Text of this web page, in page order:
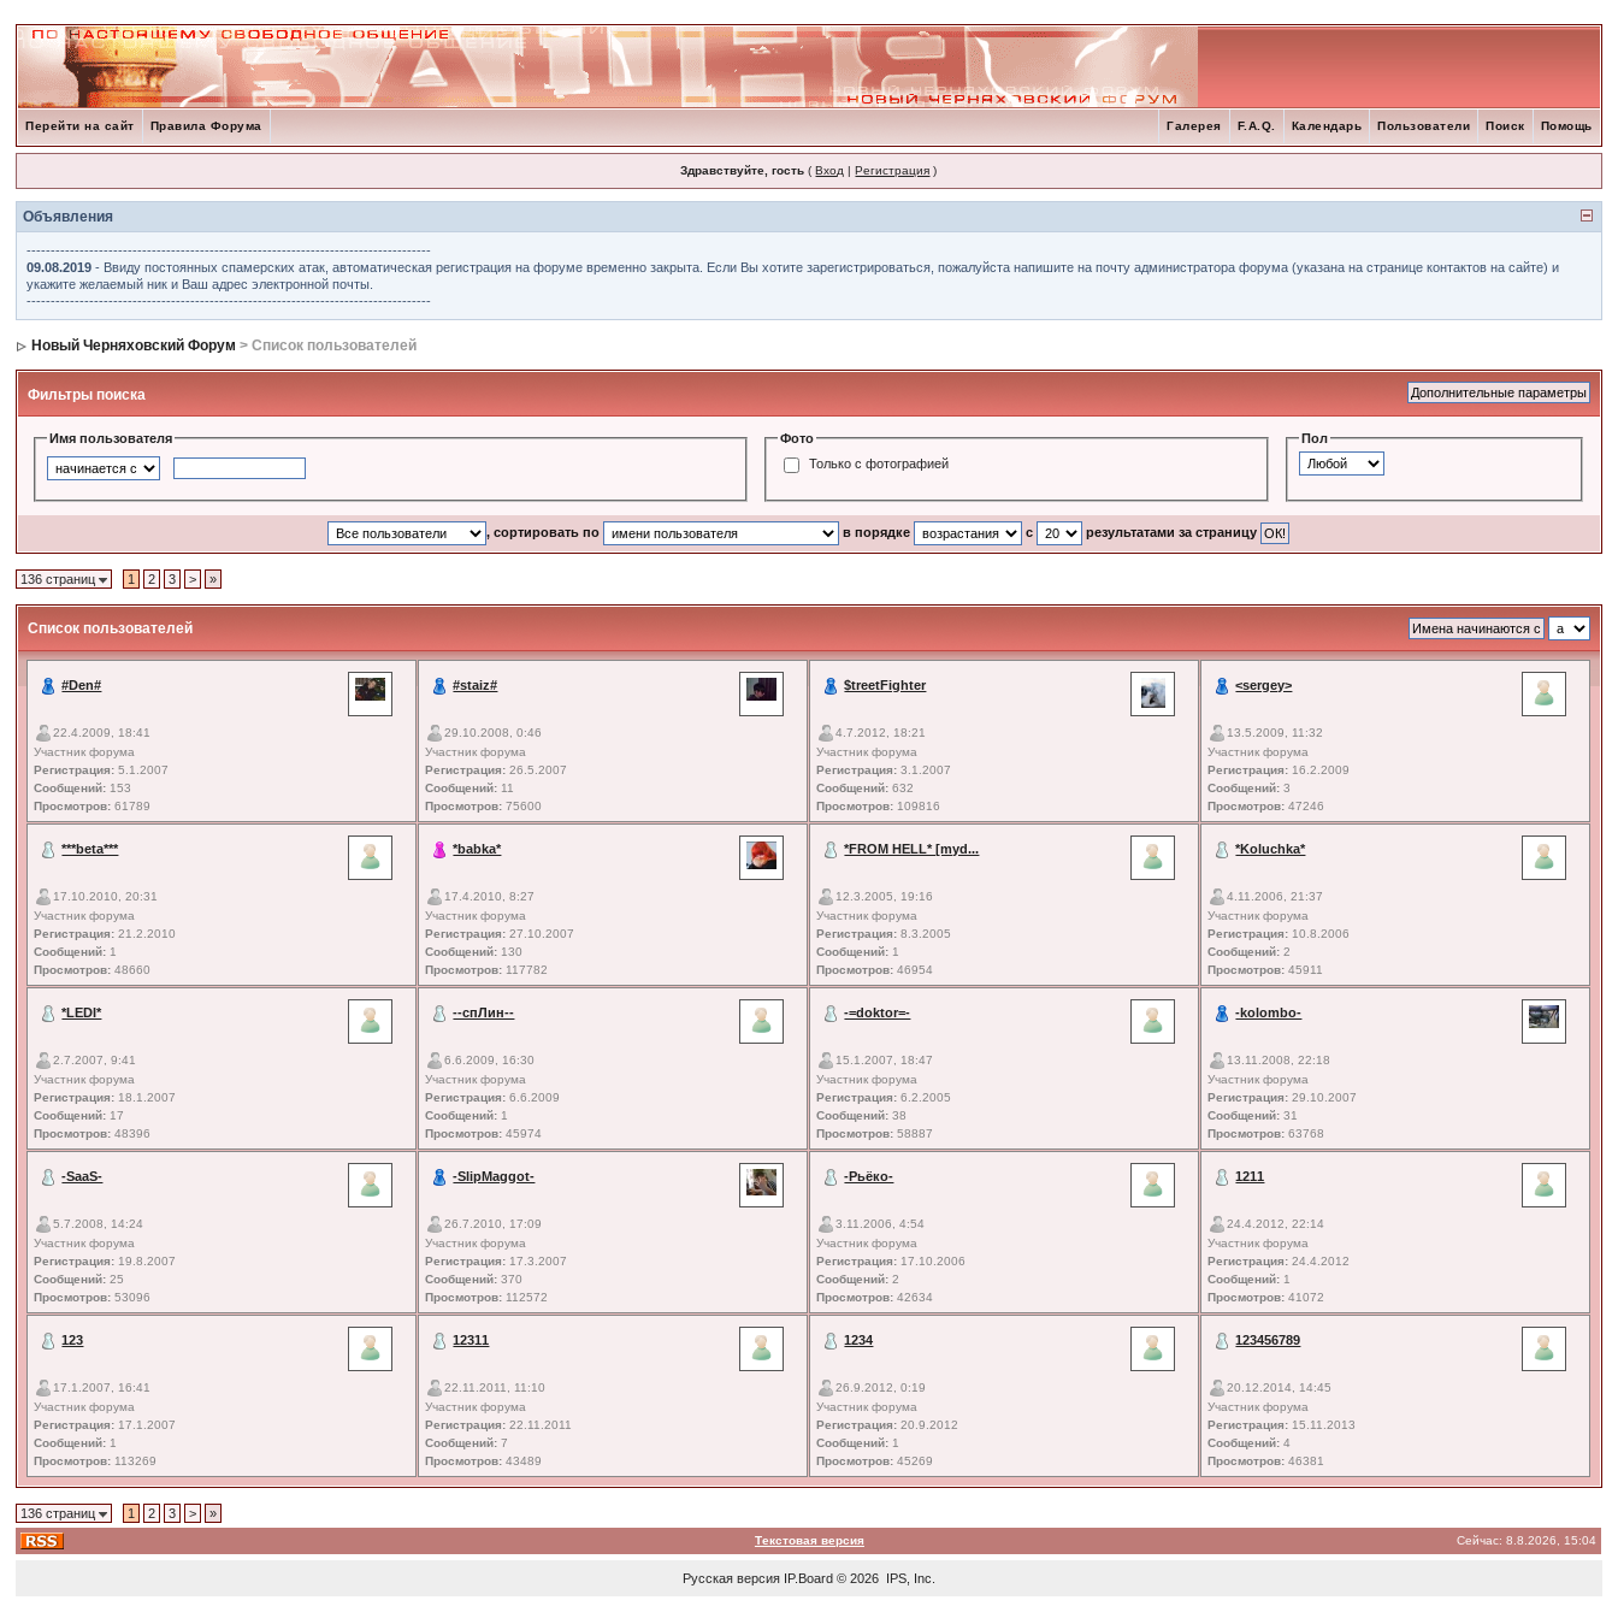
Перейти на сайт Правила Форума Помощь
Поиск
Пользователи
Календарь
F.A.Q.
Галерея
Здравствуйте, гость (Вход |Регистрация )
Объявления
------------------------------------------------------------------------------------
09.08.2019 - Ввиду постоянных спамерских атак, автоматическая регистрация на форуме временно закрыта. Если Вы хотите зарегистрироваться, пожалуйста напишите на почту администратора форума (указана на странице контактов на сайте) и
укажите желаемый ник и Ваш адрес электронной почты.
------------------------------------------------------------------------------------
Новый Черняховский Форум > Список пользователей
Фильтры поиска
Имя пользователя
Фото
Только с фотографией
Пол
, сортировать по в порядке с результатами за страницу
136 страниц 1 2 3 > »
Список пользователей
#Den#
22.4.2009, 18:41
Участник форума
Регистрация: 5.1.2007
Сообщений: 153
Просмотров: 61789
#staiz#
29.10.2008, 0:46
Участник форума
Регистрация: 26.5.2007
Сообщений: 11
Просмотров: 75600
$treetFighter
4.7.2012, 18:21
Участник форума
Регистрация: 3.1.2007
Сообщений: 632
Просмотров: 109816
<sergey>
13.5.2009, 11:32
Участник форума
Регистрация: 16.2.2009
Сообщений: 3
Просмотров: 47246
***beta***
17.10.2010, 20:31
Участник форума
Регистрация: 21.2.2010
Сообщений: 1
Просмотров: 48660
*babka*
17.4.2010, 8:27
Участник форума
Регистрация: 27.10.2007
Сообщений: 130
Просмотров: 117782
*FROM HELL* [myd...
12.3.2005, 19:16
Участник форума
Регистрация: 8.3.2005
Сообщений: 1
Просмотров: 46954
*Koluchka*
4.11.2006, 21:37
Участник форума
Регистрация: 10.8.2006
Сообщений: 2
Просмотров: 45911
*LEDI*
2.7.2007, 9:41
Участник форума
Регистрация: 18.1.2007
Сообщений: 17
Просмотров: 48396
--спЛин--
6.6.2009, 16:30
Участник форума
Регистрация: 6.6.2009
Сообщений: 1
Просмотров: 45974
-=doktor=-
15.1.2007, 18:47
Участник форума
Регистрация: 6.2.2005
Сообщений: 38
Просмотров: 58887
-kolombo-
13.11.2008, 22:18
Участник форума
Регистрация: 29.10.2007
Сообщений: 31
Просмотров: 63768
-SaaS-
5.7.2008, 14:24
Участник форума
Регистрация: 19.8.2007
Сообщений: 25
Просмотров: 53096
-SlipMaggot-
26.7.2010, 17:09
Участник форума
Регистрация: 17.3.2007
Сообщений: 370
Просмотров: 112572
-Рьёко-
3.11.2006, 4:54
Участник форума
Регистрация: 17.10.2006
Сообщений: 2
Просмотров: 42634
1211
24.4.2012, 22:14
Участник форума
Регистрация: 24.4.2012
Сообщений: 1
Просмотров: 41072
123
17.1.2007, 16:41
Участник форума
Регистрация: 17.1.2007
Сообщений: 1
Просмотров: 113269
12311
22.11.2011, 11:10
Участник форума
Регистрация: 22.11.2011
Сообщений: 7
Просмотров: 43489
1234
26.9.2012, 0:19
Участник форума
Регистрация: 20.9.2012
Сообщений: 1
Просмотров: 45269
123456789
20.12.2014, 14:45
Участник форума
Регистрация: 15.11.2013
Сообщений: 4
Просмотров: 46381
136 страниц 1 2 3 > »
Текстовая версия Сейчас: 8.8.2026, 15:04
Русская версия IP.Board© 2026 IPS, Inc